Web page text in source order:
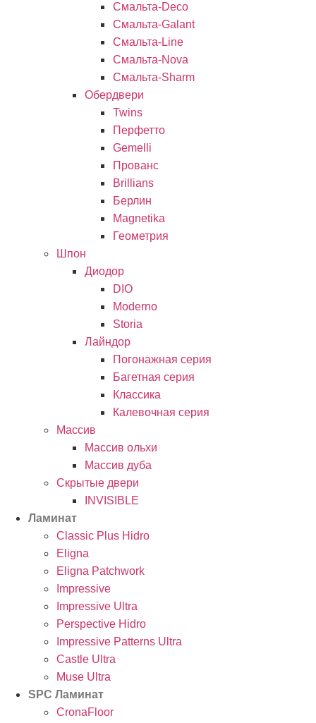
Смальта-Deco
Смальта-Galant
Смальта-Line
Смальта-Nova
Смальта-Sharm
Обердвери
Twins
Перфетто
Gemelli
Прованс
Brillians
Берлин
Magnetika
Геометрия
Шпон
Диодор
DIO
Moderno
Storia
Лайндор
Погонажная серия
Багетная серия
Классика
Калевочная серия
Массив
Массив ольхи
Массив дуба
Скрытые двери
INVISIBLE
Ламинат
Classic Plus Hidro
Eligna
Eligna Patchwork
Impressive
Impressive Ultra
Perspective Hidro
Impressive Patterns Ultra
Castle Ultra
Muse Ultra
SPC Ламинат
CronaFloor